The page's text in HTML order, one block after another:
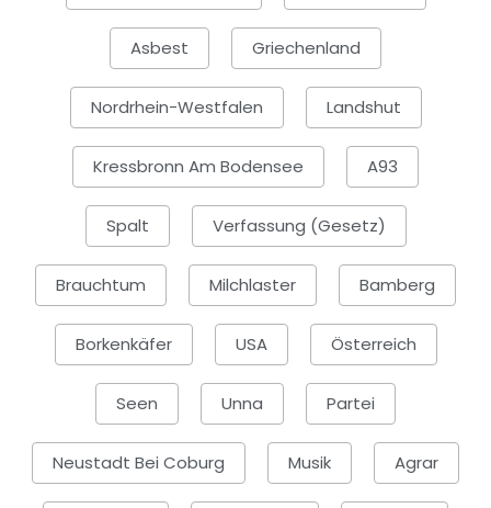
Asbest Griechenland
Nordrhein-Westfalen Landshut
Kressbronn Am Bodensee A93
Spalt Verfassung (Gesetz)
Brauchtum Milchlaster Bamberg
Borkenkäfer USA Österreich
Seen Unna Partei
Neustadt Bei Coburg Musik Agrar